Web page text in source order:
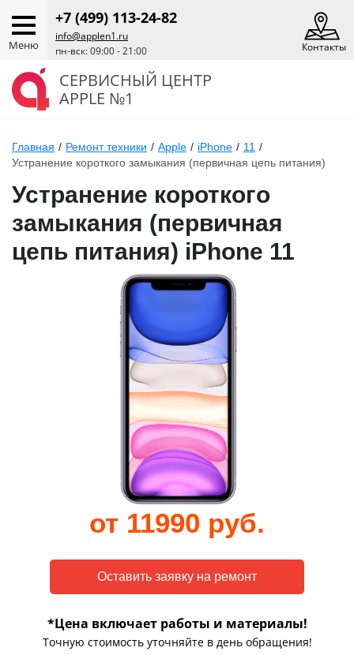
Меню
+7 (499) 113-24-82
info@applen1.ru
пн-вск: 09:00 - 21:00
Контакты
СЕРВИСНЫЙ ЦЕНТР
APPLE №1
Главная / Ремонт техники / Apple / iPhone / 11 /
Устранение короткого замыкания (первичная цепь питания)
Устранение короткого
замыкания (первичная
цепь питания) iPhone 11
от 11990 руб.
*Цена включает работы и материалы!
Точную стоимость уточняйте в день обращения!